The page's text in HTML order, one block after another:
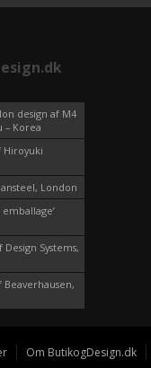
design af M4
– Korea
Hiroyuki
London
Systems,
Beaverhausen,
Om ButikogDesign.dk